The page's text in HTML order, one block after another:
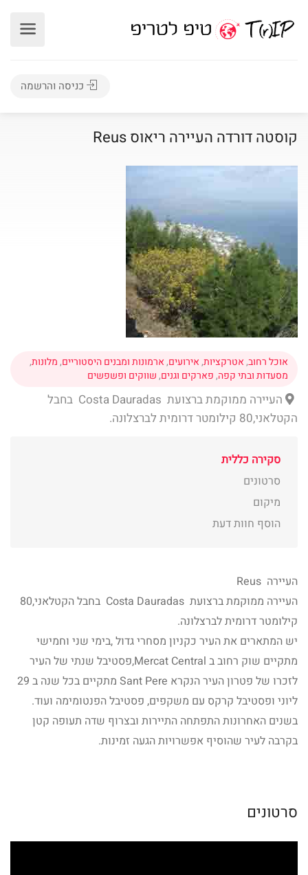
כניסה והרשמה
קוסטה דורדה העיירה ריאוס Reus
אוכל רחוב,אטרקציות,אירועים,ארמונות ומבנים היסטוריים,מלונות,
מסעדות ובתי קפה,פארקים וגנים,שווקים ופשפשים
העיירה ממוקמת ברצועת Costa Dauradas בחבל
הקטלאני,80 קילומטר דרומית לברצלונה.
סקירה כללית
סרטונים
מיקום
הוסף חוות דעת
העיירה Reus
העיירה ממוקמת ברצועת Costa Dauradas בחבל הקטלאני,80
קילומטר דרומית לברצלונה.
יש המתארים את העיר כקניון מסחרי גדול ,בימי שני וחמישי
מתקיים שוק רחוב ב Mercat Central,פסטיבל שנתי של העיר
לזכרו של פטרון העיר הנקרא Sant Pere מתקיים בכל שנה ב 29
ליוני ופסטיבל קרקס עם משקפים, פסטיבל הפנטומימה ועוד.
בשנים האחרונות התפתחה התיירות ובצרוף שדה תעופה קטן
בקרבה לעיר שהוסיף אפשרויות הגעה זמינות.
סרטונים